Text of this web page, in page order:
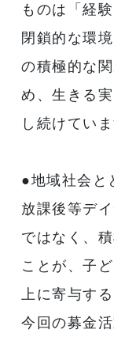
ものは「経
閉鎖的な環
の積極的な
め、生きる
し続けていま
●地域社会と
放課後等デ
ではなく、
ことが、子
上に寄与す
今回の募金